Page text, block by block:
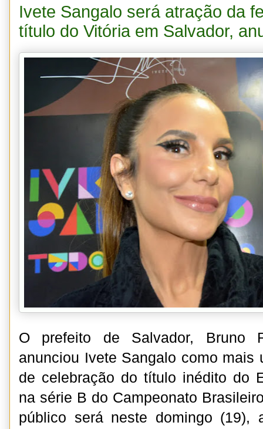
Ivete Sangalo será atração da
título do Vitória em Salvador,
O prefeito de Salvador, Bruno
anunciou Ivete Sangalo como mais
de celebração do título inédito do
na série B do Campeonato
público será neste domingo (19),